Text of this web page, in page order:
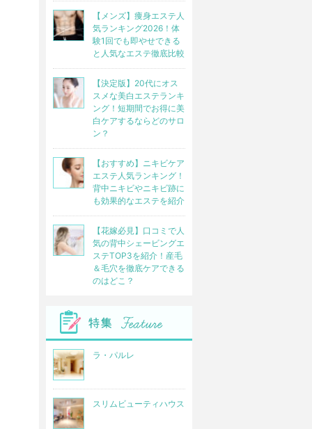
【メンズ】痩身エステ人
気ランキング2026！体
験1回でも即やせできる
と人気なエステ徹底比較
【決定版】20代にオス
スメな美白エステランキ
ング！短期間でお得に美
白ケアするならどのサロ
ン？
【おすすめ】ニキビケア
エステ人気ランキング！
背中ニキビやニキビ跡に
も効果的なエステを紹介
【花嫁必見】口コミで人
気の背中シェービングエ
ステTOP3を紹介！産毛
＆毛穴を徹底ケアできる
のはどこ？
ラ・パルレ
スリムビューティハウス